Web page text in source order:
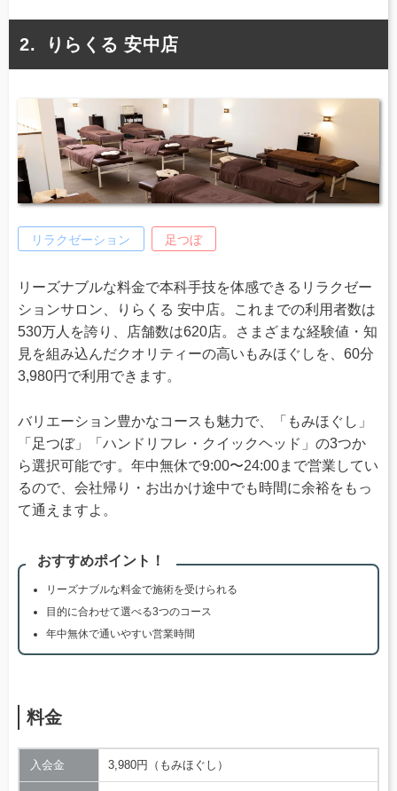
りらくる 安中店
リラクゼーション 足つぼ
リーズナブルな料金で本科手技を体感できるリラクゼー
ションサロン、りらくる 安中店。これまでの利用者数は
530万人を誇り、店舗数は620店。さまざまな経験値・知
見を組み込んだクオリティーの高いもみほぐしを、60分
3,980円で利用できます。
バリエーション豊かなコースも魅力で、「もみほぐし」
「足つぼ」「ハンドリフレ・クイックヘッド」の3つか
ら選択可能です。年中無休で9:00〜24:00まで営業してい
るので、会社帰り・お出かけ途中でも時間に余裕をもっ
て通えますよ。
おすすめポイント！
リーズナブルな料金で施術を受けられる
目的に合わせて選べる3つのコース
年中無休で通いやすい営業時間
料金
入会金 3,980円（もみほぐし）